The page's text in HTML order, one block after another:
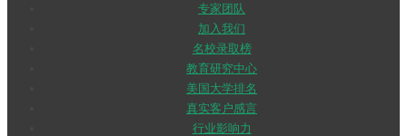
专家团队
加入我们
名校录取榜
教育研究中心
美国大学排名
真实客户感言
行业影响力